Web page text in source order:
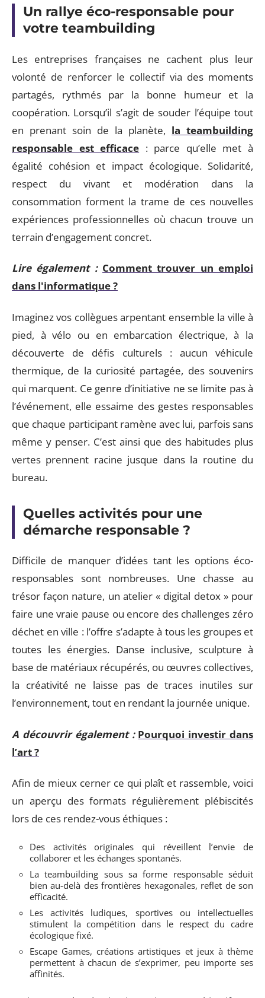
Un rallye éco-responsable pour
votre teambuilding
Les entreprises françaises ne cachent plus leur
volonté de renforcer le collectif via des moments
partagés, rythmés par la bonne humeur et la
coopération. Lorsqu’il s’agit de souder l’équipe tout
en prenant soin de la planète, la teambuilding
responsable est efficace : parce qu’elle met à
égalité cohésion et impact écologique. Solidarité,
respect du vivant et modération dans la
consommation forment la trame de ces nouvelles
expériences professionnelles où chacun trouve un
terrain d’engagement concret.
Lire également : Comment trouver un emploi
dans l'informatique ?
Imaginez vos collègues arpentant ensemble la ville à
pied, à vélo ou en embarcation électrique, à la
découverte de défis culturels : aucun véhicule
thermique, de la curiosité partagée, des souvenirs
qui marquent. Ce genre d’initiative ne se limite pas à
l’événement, elle essaime des gestes responsables
que chaque participant ramène avec lui, parfois sans
même y penser. C’est ainsi que des habitudes plus
vertes prennent racine jusque dans la routine du
bureau.
Quelles activités pour une
démarche responsable ?
Difficile de manquer d’idées tant les options éco-
responsables sont nombreuses. Une chasse au
trésor façon nature, un atelier « digital detox » pour
faire une vraie pause ou encore des challenges zéro
déchet en ville : l’offre s’adapte à tous les groupes et
toutes les énergies. Danse inclusive, sculpture à
base de matériaux récupérés, ou œuvres collectives,
la créativité ne laisse pas de traces inutiles sur
l’environnement, tout en rendant la journée unique.
A découvrir également : Pourquoi investir dans
l’art ?
Afin de mieux cerner ce qui plaît et rassemble, voici
un aperçu des formats régulièrement plébiscités
lors de ces rendez-vous éthiques :
Des activités originales qui réveillent l’envie de
collaborer et les échanges spontanés.
La teambuilding sous sa forme responsable séduit
bien au-delà des frontières hexagonales, reflet de son
efficacité.
Les activités ludiques, sportives ou intellectuelles
stimulent la compétition dans le respect du cadre
écologique fixé.
Escape Games, créations artistiques et jeux à thème
permettent à chacun de s’exprimer, peu importe ses
affinités.